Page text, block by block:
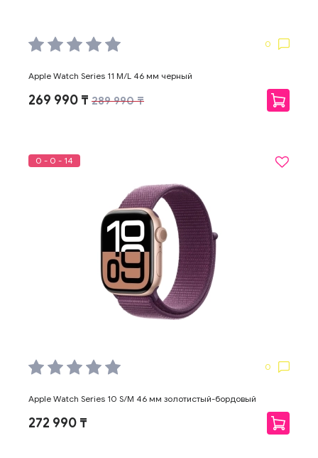
0
Apple Watch Series 11 M/L 46 мм черный
269 990 ₸ 289 990 ₸
0 - 0 - 14
0
Apple Watch Series 10 S/M 46 мм золотистый-бордовый
272 990 ₸